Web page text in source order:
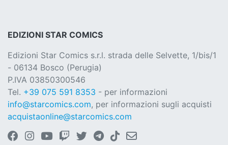
EDIZIONI STAR COMICS
Edizioni Star Comics s.r.l. strada delle Selvette, 1/bis/1
- 06134 Bosco (Perugia)
P.IVA 03850300546
Tel. +39 075 591 8353 - per informazioni
info@starcomics.com, per informazioni sugli acquisti
acquistaonline@starcomics.com